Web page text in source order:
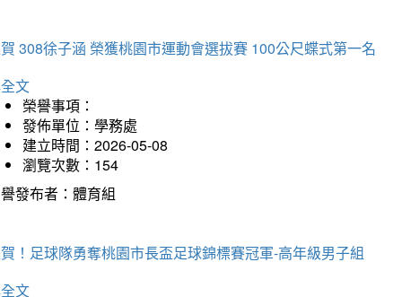
308徐子涵 榮獲桃園市運動會選拔賽 100公尺蝶式第一名
文
榮譽事項：
發佈單位：學務處
建立時間：2026-05-08
瀏覽次數：154
發布者：體育組
！足球隊勇奪桃園市長盃足球錦標賽冠軍-高年級男子組
文